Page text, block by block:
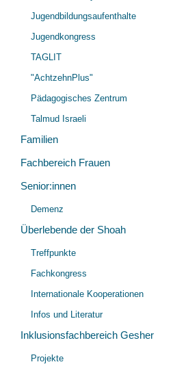
Jugendbildungsaufenthalte
Jugendkongress
TAGLIT
"AchtzehnPlus"
Pädagogisches Zentrum
Talmud Israeli
Familien
Fachbereich Frauen
Senior:innen
Demenz
Überlebende der Shoah
Treffpunkte
Fachkongress
Internationale Kooperationen
Infos und Literatur
Inklusionsfachbereich Gesher
Projekte